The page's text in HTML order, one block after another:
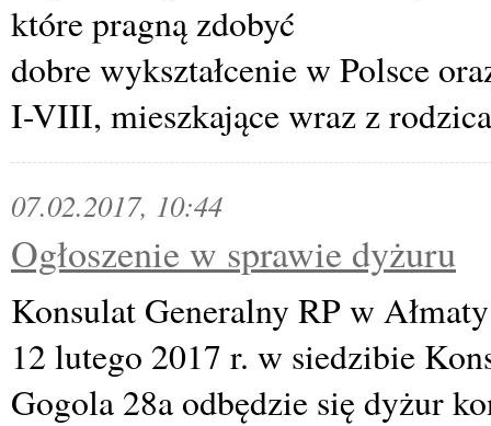
które pragną zdobyć
dobre wykształcenie w Polsce
I-VIII, mieszkające wraz z
07.02.2017, 10:44
Ogłoszenie w sprawie dyżuru
Konsulat Generalny RP w
12 lutego 2017 r. w siedzibie
Gogola 28a odbędzie się dyżur